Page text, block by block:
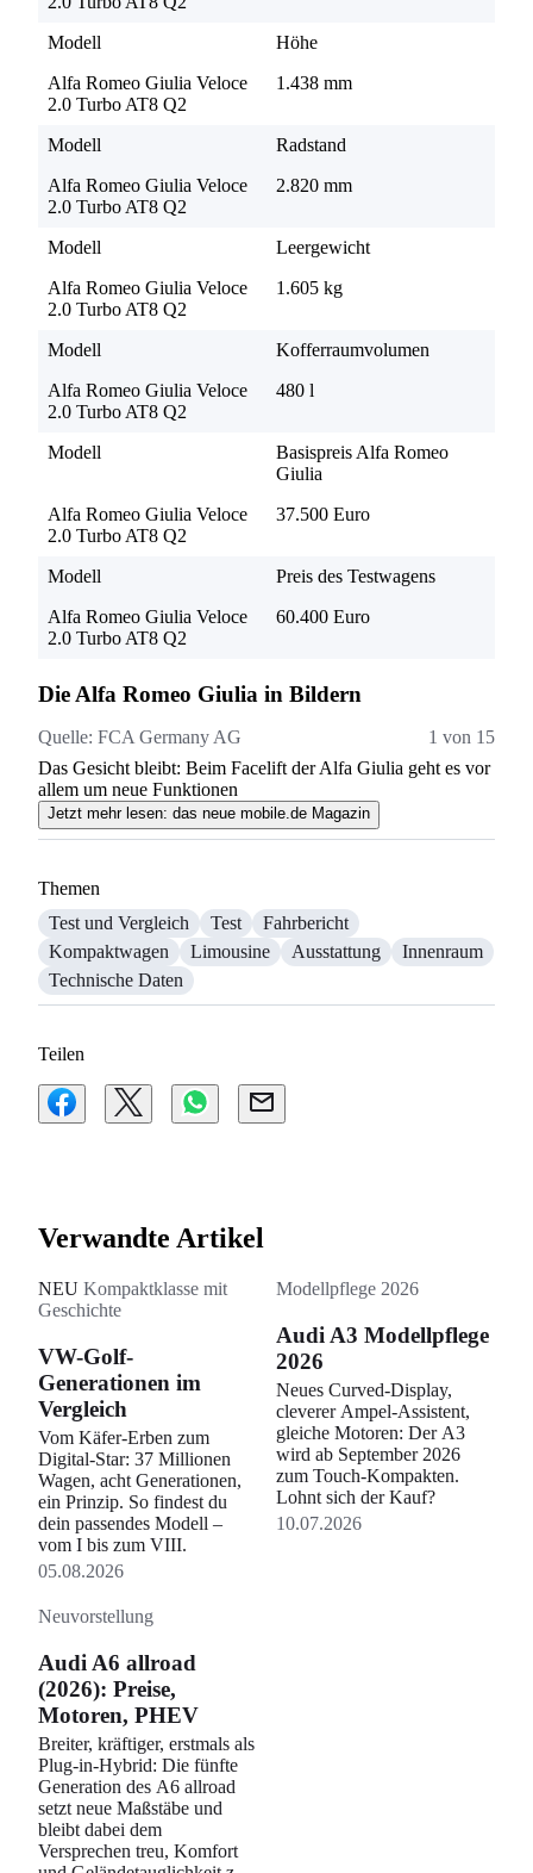
Modell
Höhe
Alfa Romeo Giulia Veloce
2.0 Turbo AT8 Q2
1.438 mm
Modell
Radstand
Alfa Romeo Giulia Veloce
2.0 Turbo AT8 Q2
2.820 mm
Modell
Leergewicht
Alfa Romeo Giulia Veloce
2.0 Turbo AT8 Q2
1.605 kg
Modell
Kofferraumvolumen
Alfa Romeo Giulia Veloce
2.0 Turbo AT8 Q2
480 l
Modell
Basispreis Alfa Romeo
Giulia
Alfa Romeo Giulia Veloce
2.0 Turbo AT8 Q2
37.500 Euro
Modell
Preis des Testwagens
Alfa Romeo Giulia Veloce
2.0 Turbo AT8 Q2
60.400 Euro
Die Alfa Romeo Giulia in Bildern
Quelle: FCA Germany AG
1 von 15
Das Gesicht bleibt: Beim Facelift der Alfa Giulia geht es vor
allem um neue Funktionen
Jetzt mehr lesen: das neue mobile.de Magazin
Themen
Test und Vergleich
Test
Fahrbericht
Kompaktwagen
Limousine Ausstattung
Innenraum
Technische Daten
Teilen
Verwandte Artikel
NEU Kompaktklasse mit
Geschichte
VW-Golf-
Generationen im
Vergleich
Vom Käfer-Erben zum
Digital-Star: 37 Millionen
Wagen, acht Generationen,
ein Prinzip. So findest du
dein passendes Modell –
vom I bis zum VIII.
05.08.2026
Modellpflege 2026
Audi A3 Modellpflege
2026
Neues Curved-Display,
cleverer Ampel-Assistent,
gleiche Motoren: Der A3
wird ab September 2026
zum Touch-Kompakten.
Lohnt sich der Kauf?
10.07.2026
Neuvorstellung
Audi A6 allroad
(2026): Preise,
Motoren, PHEV
Breiter, kräftiger, erstmals als
Plug-in-Hybrid: Die fünfte
Generation des A6 allroad
setzt neue Maßstäbe und
bleibt dabei dem
Versprechen treu, Komfort